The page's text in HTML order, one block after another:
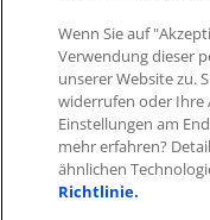
Wenn Sie auf
Verwendung dieser
unserer Website zu.
widerrufen oder Ihre
Einstellungen am
mehr erfahren?
ähnlichen
Richtlinie.